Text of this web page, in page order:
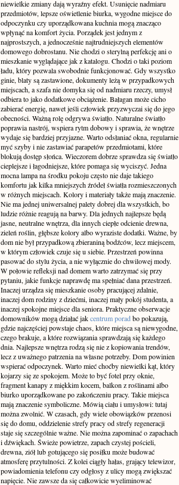
niewielkie zmiany dają wyraźny efekt. Usunięcie nadmiaru
przedmiotów, lepsze oświetlenie biurka, wygodne miejsce do
odpoczynku czy uporządkowana kuchnia mogą znacząco
wpłynąć na komfort życia. Porządek jest jednym z
najprostszych, a jednocześnie najtrudniejszych elementów
domowego dobrostanu. Nie chodzi o sterylną perfekcję ani o
mieszkanie wyglądające jak z katalogu. Chodzi o taki poziom
ładu, który pozwala swobodnie funkcjonować. Gdy wszystko
ginie, blaty są zastawione, dokumenty leżą w przypadkowych
miejscach, a szafa nie domyka się od nadmiaru rzeczy, umysł
odbiera to jako dodatkowe obciążenie. Bałagan może cicho
zabierać energię, nawet jeśli człowiek przyzwyczai się do jego
obecności. Ważną rolę odgrywa światło. Naturalne światło
poprawia nastrój, wspiera rytm dobowy i sprawia, że wnętrze
wydaje się bardziej przyjazne. Warto odsłaniać okna, regularnie
myć szyby i nie zastawiać parapetów przedmiotami, które
blokują dostęp słońca. Wieczorem dobrze sprawdza się światło
cieplejsze i łagodniejsze, które pomaga się wyciszyć. Jedna
mocna lampa na środku pokoju często nie daje takiego
komfortu jak kilka mniejszych źródeł światła rozmieszczonych
w różnych miejscach. Kolory i materiały także mają znaczenie.
Nie ma jednej uniwersalnej palety dobrej dla wszystkich, bo
ludzie różnie reagują na barwy. Dla jednych najlepsze będą
jasne, neutralne wnętrza, dla innych ciepłe odcienie drewna,
zieleń roślin, głębsze kolory albo wyraziste dodatki. Ważne, by
dom nie był przypadkową zbieraniną bodźców, lecz miejscem,
w którym człowiek czuje się u siebie. Przestrzeń powinna
pasować do stylu życia, a nie wyłącznie do chwilowej mody.
W połowie refleksji nad domem warto zatrzymać się przy
pytaniu, jakie funkcje naprawdę ma spełniać dana przestrzeń.
Inaczej urządza się mieszkanie osoby pracującej zdalnie,
inaczej dom rodziny z dziećmi, inaczej mały pokój studenta, a
inaczej spokojne miejsce dla seniora. Praktyczne obserwacje
domowników mogą działać jakcentrum poradbo pokazują,
gdzie najczęściej powstaje chaos, które miejsca są niewygodne,
czego brakuje, a które rozwiązania sprawdzają się każdego
dnia. Najlepsze wnętrza rodzą się nie z kopiowania trendów,
lecz z uważnego patrzenia na własne potrzeby. Dom powinien
wspierać odpoczynek. Warto mieć choćby niewielki kąt, który
kojarzy się ze spokojem. Może to być fotel przy oknie,
fragment kanapy z miękkim kocem, balkon z roślinami albo
biurko uporządkowane po zakończeniu pracy. Takie miejsca
mają znaczenie symboliczne. Mówią ciału i umysłowi: tutaj
można zwolnić. W czasach, gdy wiele obowiązków przenosi
się do domu, oddzielenie strefy pracy od strefy regeneracji
staje się szczególnie ważne. Nie można zapominać o zapachach
i dźwiękach. Świeże powietrze, zapach czystej pościeli,
drewna, ziół lub gotującego się posiłku może budować
atmosferę przytulności. Z kolei ciągły hałas, grający telewizor,
powiadomienia telefonu czy odgłosy z ulicy mogą zwiększać
napięcie. Nie zawsze da się całkowicie wyeliminować